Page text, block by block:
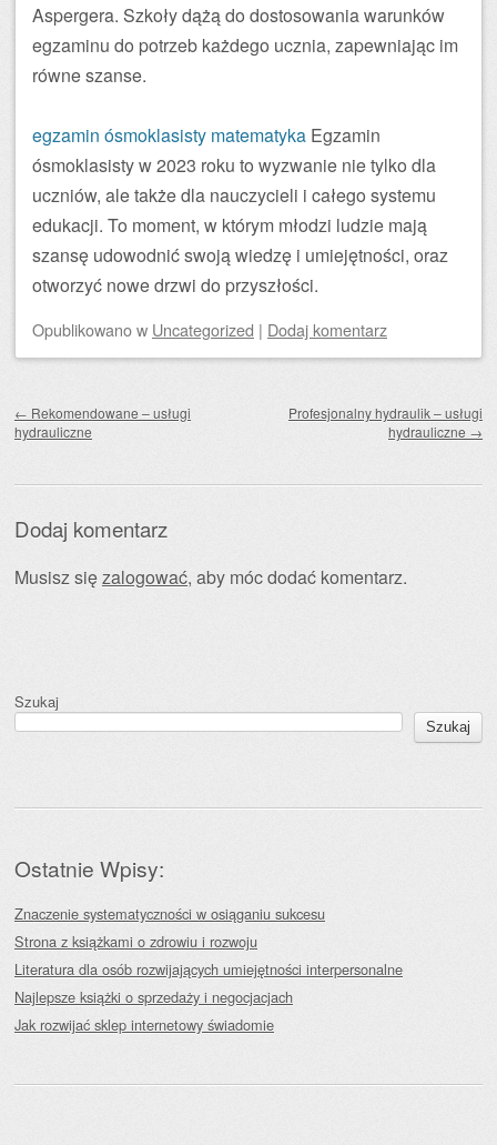
Aspergera. Szkoły dążą do dostosowania warunków
egzaminu do potrzeb każdego ucznia, zapewniając im
równe szanse.
egzamin ósmoklasisty matematyka Egzamin
ósmoklasisty w 2023 roku to wyzwanie nie tylko dla
uczniów, ale także dla nauczycieli i całego systemu
edukacji. To moment, w którym młodzi ludzie mają
szansę udowodnić swoją wiedzę i umiejętności, oraz
otworzyć nowe drzwi do przyszłości.
Opublikowanow Uncategorized | Dodaj komentarz
← Rekomendowane – usługi
hydrauliczne
Profesjonalny hydraulik – usługi
hydrauliczne →
Dodaj komentarz
Musisz sięzalogować, aby móc dodać komentarz.
Szukaj
Szukaj
Ostatnie Wpisy:
Znaczenie systematyczności w osiąganiu sukcesu
Strona z książkami o zdrowiu i rozwoju
Literatura dla osób rozwijających umiejętności interpersonalne
Najlepsze książki o sprzedaży i negocjacjach
Jak rozwijać sklep internetowy świadomie